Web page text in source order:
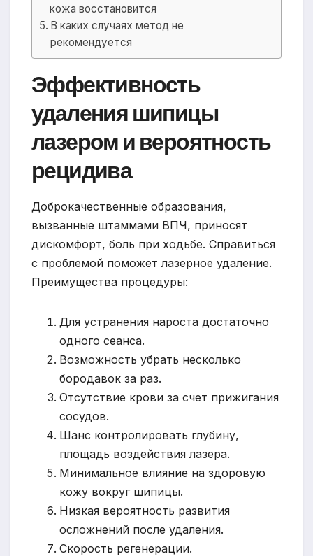
кожа восстановится
В каких случаях метод не
рекомендуется
Эффективность
удаления шипицы
лазером и вероятность
рецидива
Доброкачественные образования,
вызванные штаммами ВПЧ, приносят
дискомфорт, боль при ходьбе. Справиться
с проблемой поможет лазерное удаление.
Преимущества процедуры:
Для устранения нароста достаточно
одного сеанса.
Возможность убрать несколько
бородавок за раз.
Отсутствие крови за счет прижигания
сосудов.
Шанс контролировать глубину,
площадь воздействия лазера.
Минимальное влияние на здоровую
кожу вокруг шипицы.
Низкая вероятность развития
осложнений после удаления.
Скорость регенерации.